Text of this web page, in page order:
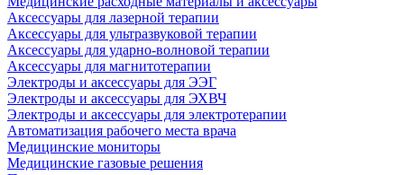
Аксессуары для лазерной терапии
Аксессуары для ультразвуковой терапии
Аксессуары для ударно-волновой терапии
Аксессуары для магнитотерапии
Электроды и аксессуары для ЭЭГ
Электроды и аксессуары для ЭХВЧ
Электроды и аксессуары для электротерапии
Автоматизация рабочего места врача
Медицинские мониторы
Медицинские газовые решения